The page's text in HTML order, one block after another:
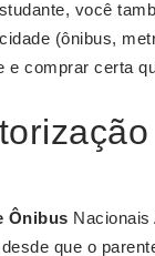
você
(ônibus,
e comprar certa
Ônibus
que o